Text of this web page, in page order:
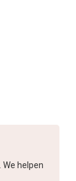
. We helpen